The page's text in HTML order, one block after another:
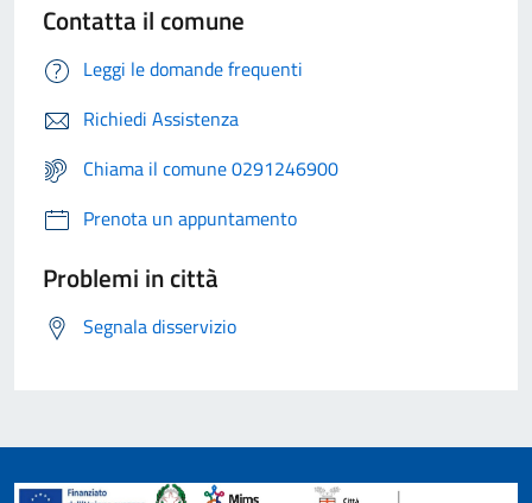
Contatta il comune
Leggi le domande frequenti
Richiedi Assistenza
Chiama il comune 0291246900
Prenota un appuntamento
Problemi in città
Segnala disservizio